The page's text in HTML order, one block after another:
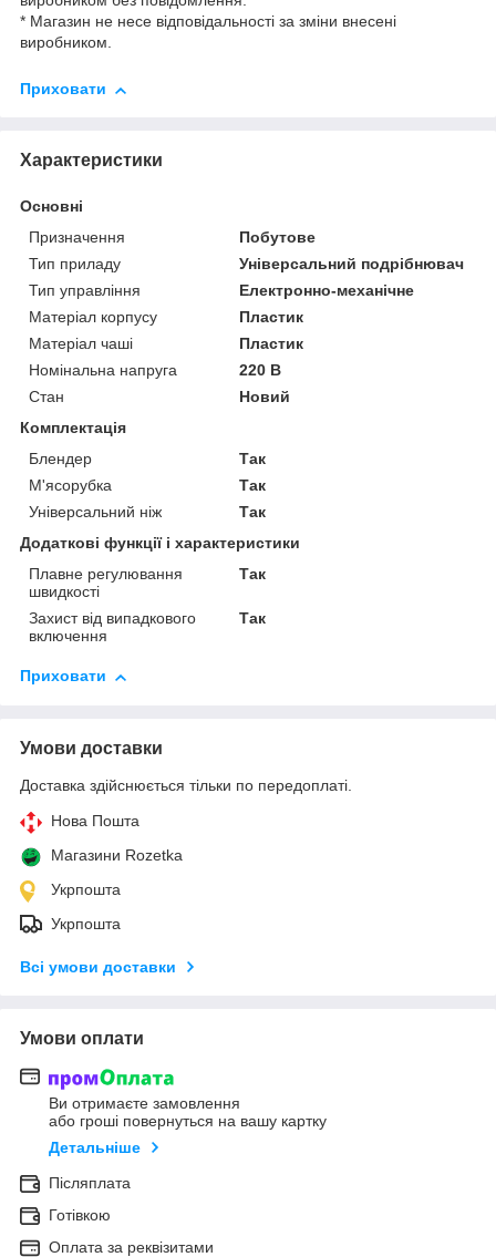
* Магазин не несе відповідальності за зміни внесені
виробником.
Приховати
Характеристики
Основні
Призначення
Побутове
Тип приладу
Універсальний подрібнювач
Тип управління
Електронно-механічне
Матеріал корпусу
Пластик
Матеріал чаші
Пластик
Номінальна напруга
220 В
Стан
Новий
Комплектація
Блендер
Так
М'ясорубка
Так
Універсальний ніж
Так
Додаткові функції і характеристики
Плавне регулювання
швидкості
Так
Захист від випадкового
включення
Так
Приховати
Умови доставки
Доставка здійснюється тільки по передоплаті.
Нова Пошта
Магазини Rozetka
Укрпошта
Укрпошта
Всі умови доставки
Умови оплати
Ви отримаєте замовлення
або гроші повернуться на вашу картку
Детальніше
Післяплата
Готівкою
Оплата за реквізитами